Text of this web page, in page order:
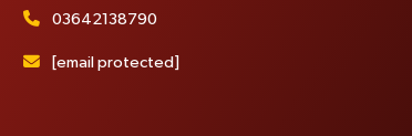
03642138790
[email protected]